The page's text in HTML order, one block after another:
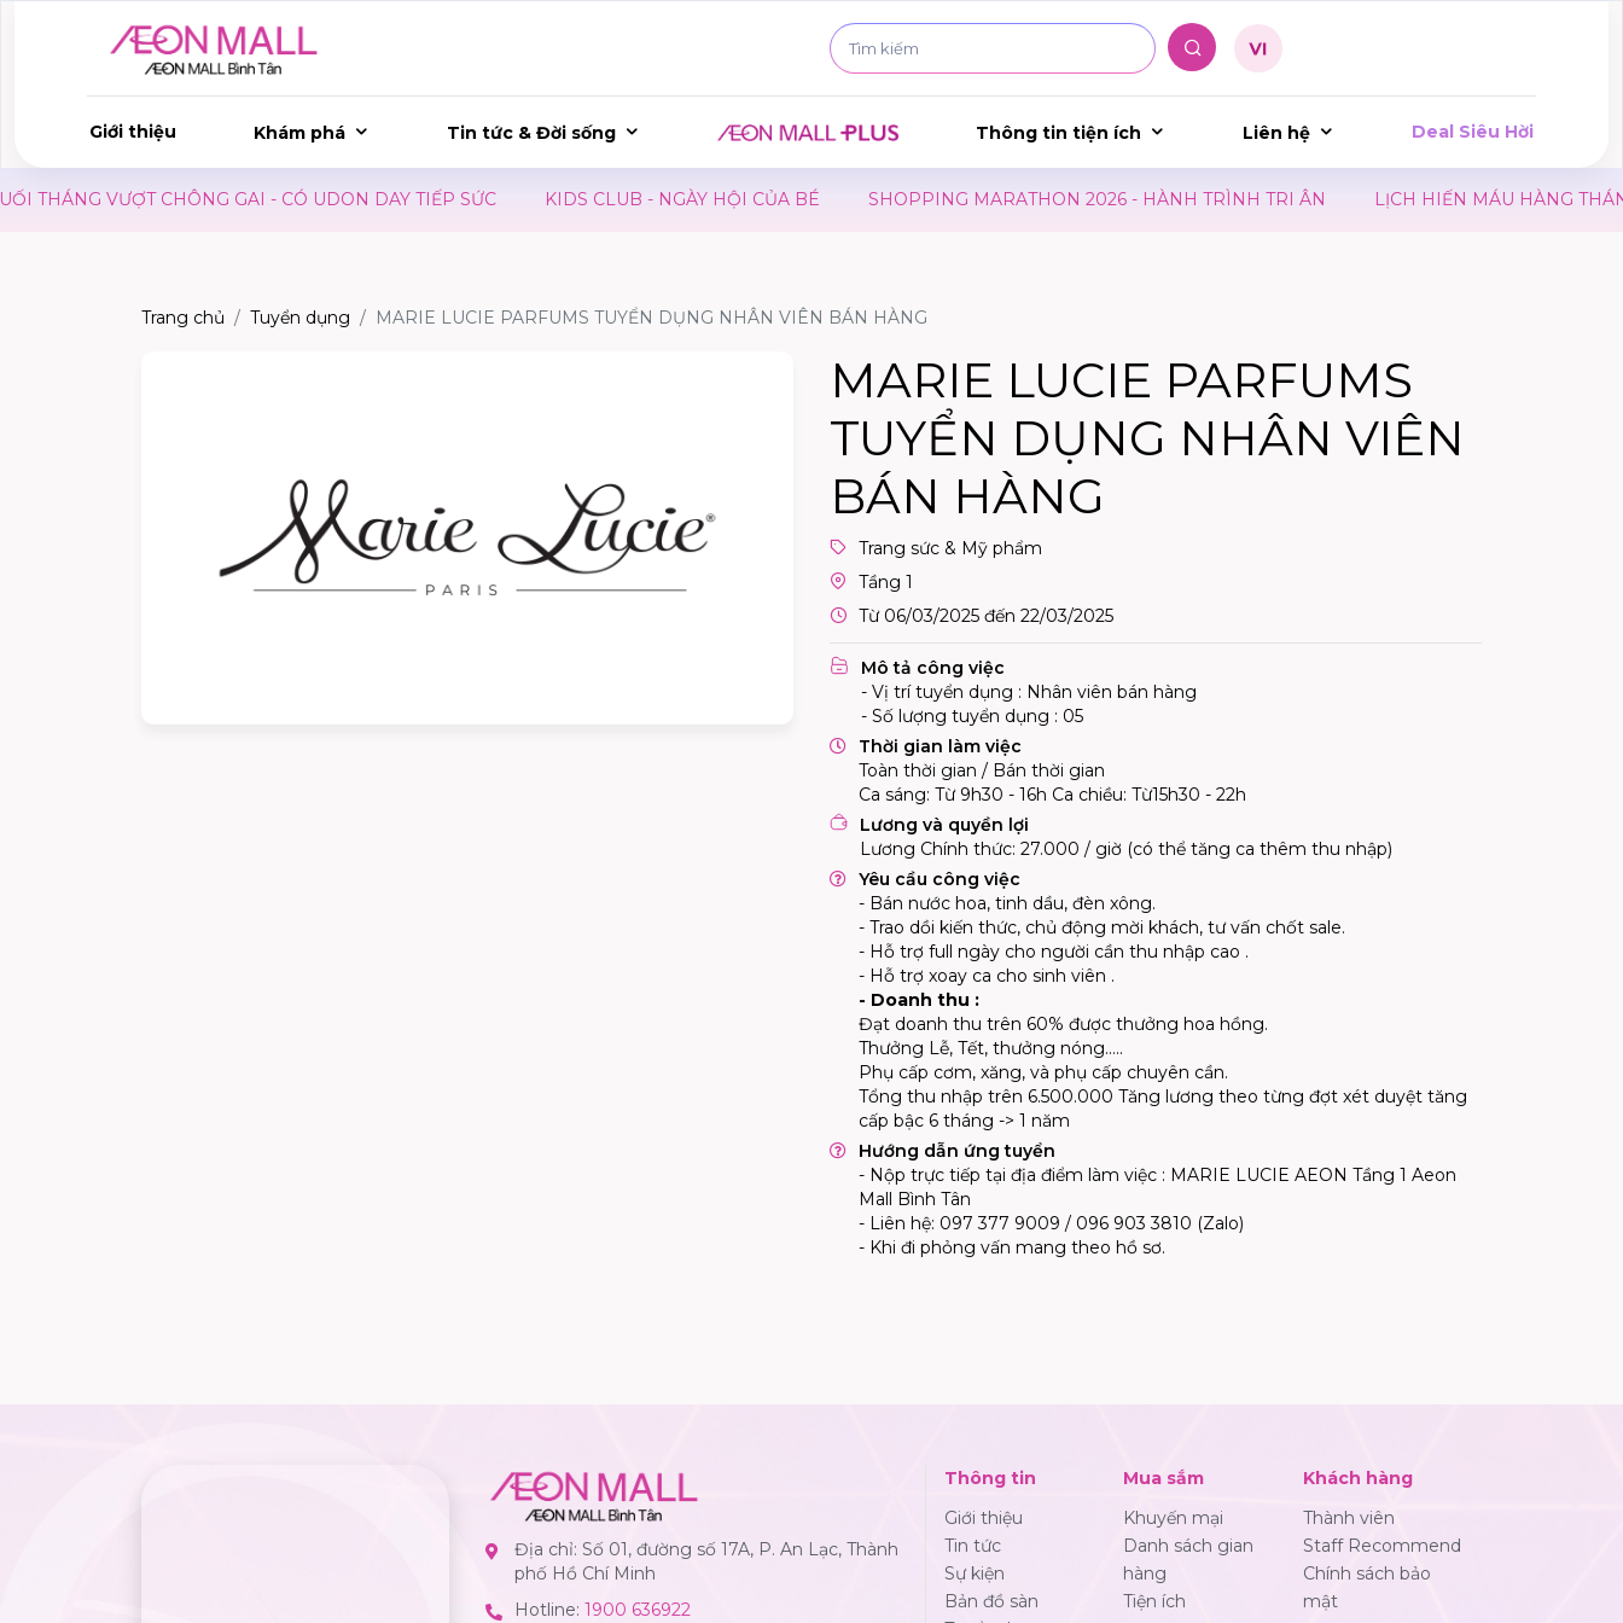
Giới thiệu Khám phá Tin tức & Đời sống Thông tin tiện ích Liên hệ Deal Siêu Hời
VƯỢT CHÔNG GAI - CÓ UDON DAY TIẾP SỨC KIDS CLUB - NGÀY HỘI CỦA BÉ SHOPPING MARATHON 2026 - HÀNH TRÌNH TRI ÂN LỊCH HIẾN MÁU HÀNG THÁNG
Trang chủ Tuyển dụng MARIE LUCIE PARFUMS TUYỂN DỤNG NHÂN VIÊN BÁN HÀNG
MARIE LUCIE PARFUMS
TUYỂN DỤNG NHÂN VIÊN
BÁN HÀNG
Trang sức & Mỹ phẩm
Tầng 1
Từ 06/03/2025 đến 22/03/2025
Mô tả công việc
- Vị trí tuyển dụng : Nhân viên bán hàng
- Số lượng tuyển dụng : 05
Thời gian làm việc
Toàn thời gian / Bán thời gian
Ca sáng: Từ 9h30 - 16h Ca chiều: Từ15h30 - 22h
Lương và quyền lợi
Lương Chính thức: 27.000 / giờ (có thể tăng ca thêm thu nhập)
Yêu cầu công việc
- Bán nước hoa, tinh dầu, đèn xông.
- Trao dồi kiến thức, chủ động mời khách, tư vấn chốt sale.
- Hỗ trợ full ngày cho người cần thu nhập cao .
- Hỗ trợ xoay ca cho sinh viên .
- Doanh thu :
Đạt doanh thu trên 60% được thưởng hoa hồng.
Thưởng Lễ, Tết, thưởng nóng…..
Phụ cấp cơm, xăng, và phụ cấp chuyên cần.
Tổng thu nhập trên 6.500.000 Tăng lương theo từng đợt xét duyệt tăng
cấp bậc 6 tháng -> 1 năm
Hướng dẫn ứng tuyển
- Nộp trực tiếp tại địa điểm làm việc : MARIE LUCIE AEON Tầng 1 Aeon
Mall Bình Tân
- Liên hệ: 097 377 9009 / 096 903 3810 (Zalo)
- Khi đi phỏng vấn mang theo hồ sơ.
Địa chỉ: Số 01, đường số 17A, P. An Lạc, Thành
phố Hồ Chí Minh
Hotline: 1900 636922
Thông tin
Giới thiệu
Tin tức
Sự kiện
Bản đồ sàn
Mua sắm
Khuyến mại
Danh sách gian
hàng
Tiện ích
Khách hàng
Thành viên
Staff Recommend
Chính sách bảo
mật